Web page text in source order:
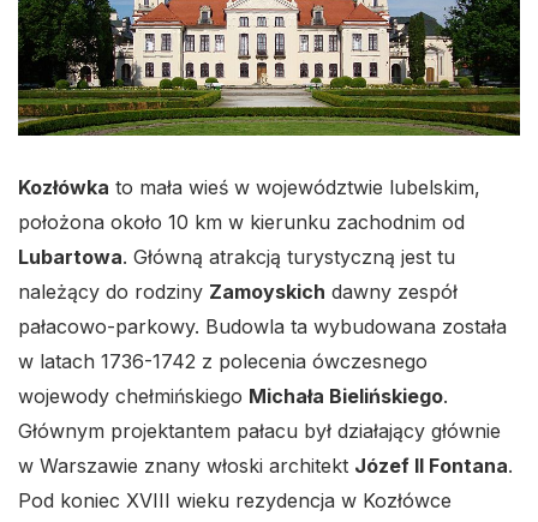
Kozłówka to mała wieś w województwie lubelskim,
położona około 10 km w kierunku zachodnim od
Lubartowa. Główną atrakcją turystyczną jest tu
należący do rodziny Zamoyskich dawny zespół
pałacowo-parkowy. Budowla ta wybudowana została
w latach 1736-1742 z polecenia ówczesnego
wojewody chełmińskiego Michała Bielińskiego.
Głównym projektantem pałacu był działający głównie
w Warszawie znany włoski architekt Józef II Fontana.
Pod koniec XVIII wieku rezydencja w Kozłówce